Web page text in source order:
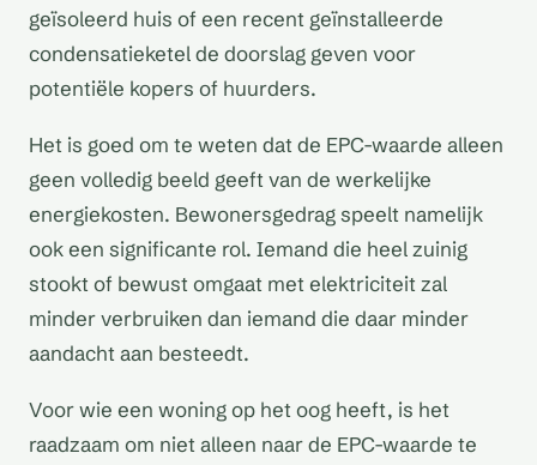
geïsoleerd huis of een recent geïnstalleerde
condensatieketel de doorslag geven voor
potentiële kopers of huurders.
Het is goed om te weten dat de EPC-waarde alleen
geen volledig beeld geeft van de werkelijke
energiekosten. Bewonersgedrag speelt namelijk
ook een significante rol. Iemand die heel zuinig
stookt of bewust omgaat met elektriciteit zal
minder verbruiken dan iemand die daar minder
aandacht aan besteedt.
Voor wie een woning op het oog heeft, is het
raadzaam om niet alleen naar de EPC-waarde te